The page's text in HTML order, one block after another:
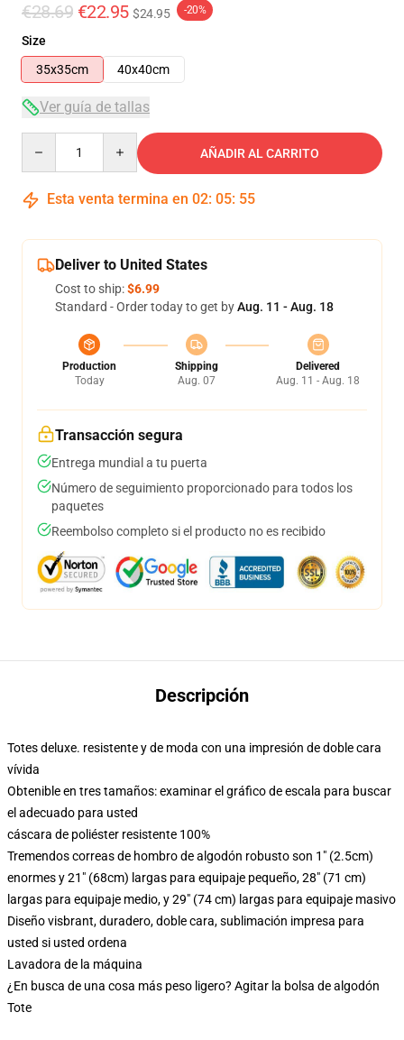
€28.69 €22.95 $24.95 -20%
Size
35x35cm
40x40cm
Ver guía de tallas
AÑADIR AL CARRITO
Esta venta termina en 02: 05: 54
Deliver to United States
Cost to ship:$6.99
Standard - Order today to get byAug. 11 - Aug. 18
Production
Today
Shipping
Aug. 07
Delivered
Aug. 11 - Aug. 18
Transacción segura
Entrega mundial a tu puerta
Número de seguimiento proporcionado para todos los
paquetes
Reembolso completo si el producto no es recibido
Descripción
Totes deluxe. resistente y de moda con una impresión de doble cara
vívida
Obtenible en tres tamaños: examinar el gráfico de escala para buscar
el adecuado para usted
cáscara de poliéster resistente 100%
Tremendos correas de hombro de algodón robusto son 1" (2.5cm)
enormes y 21" (68cm) largas para equipaje pequeño, 28" (71 cm)
largas para equipaje medio, y 29" (74 cm) largas para equipaje masivo
Diseño visbrant, duradero, doble cara, sublimación impresa para
usted si usted ordena
Lavadora de la máquina
¿En busca de una cosa más peso ligero? Agitar la bolsa de algodón
Tote